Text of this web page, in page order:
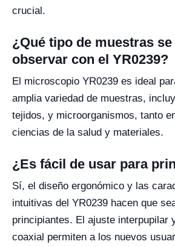
crucial.
¿Qué tipo de muestras se
observar con el YR0239?
El microscopio YR0239 es ideal
amplia variedad de muestras,
tejidos, y microorganismos, tanto
ciencias de la salud y materiales.
¿Es fácil de usar para
Sí, el diseño ergonómico y las
intuitivas del YR0239 hacen que
principiantes. El ajuste interpupilar
coaxial permiten a los nuevos